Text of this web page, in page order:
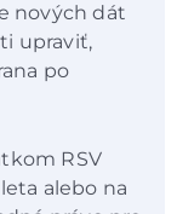
nových dát
upraviť,
po
RSV
alebo na